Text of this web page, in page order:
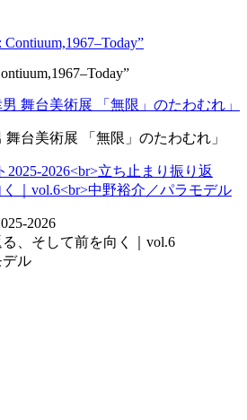
台美術展 「無限」のたわむれ」
2026
、そして前を向く｜vol.6
ル